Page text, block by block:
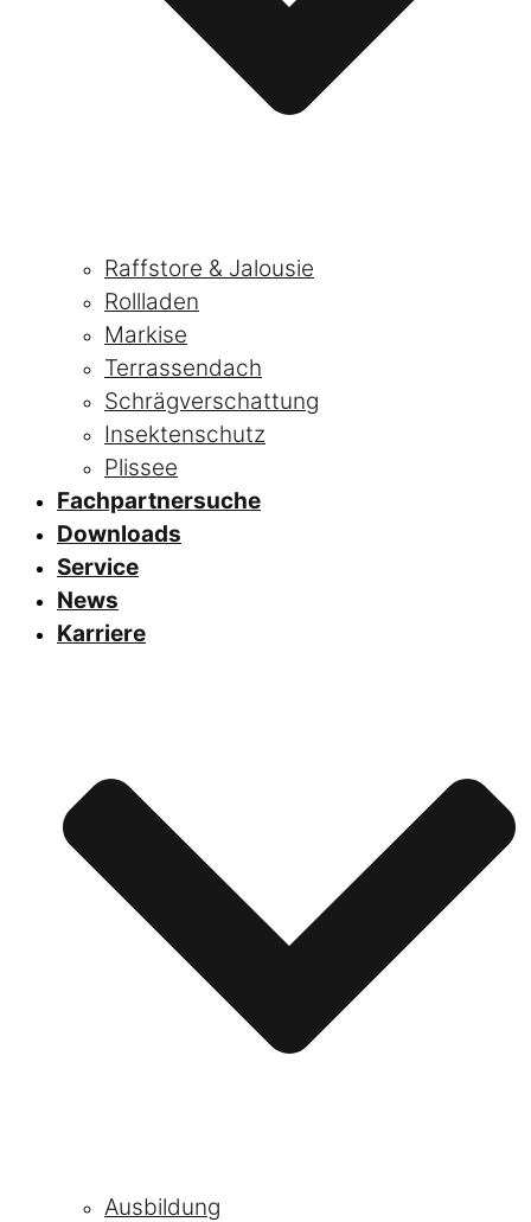
Raffstore & Jalousie
Rollladen
Markise
Terrassendach
Schrägverschattung
Insektenschutz
Plissee
Fachpartnersuche
Downloads
Service
News
Karriere
Ausbildung